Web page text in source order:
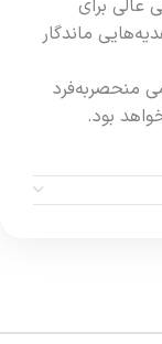
عالی برای
ماندگار
منحصربه‌فرد